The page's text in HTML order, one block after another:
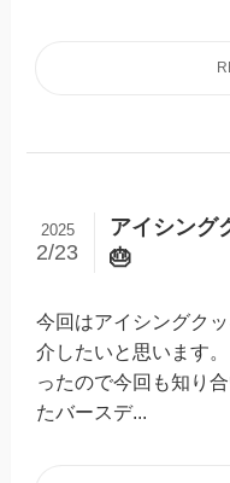
アイシング
🎂
2025
2/23
今回はアイシングク
介したいと思います
ったので今回も知り
たバースデ...